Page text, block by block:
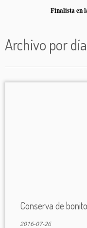
Finalista en
Archivo por
Conserva de
2016-07-26